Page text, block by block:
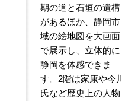
期の道と石垣の遺構
があるほか、静岡市
域の絵地図を大画面
で展示し、立体的に
静岡を体感できま
す。2階は家康や今川
氏など歴史上の人物